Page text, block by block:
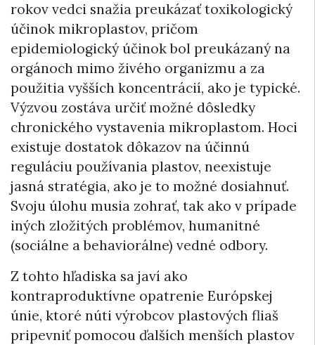
rokov vedci snažia preukázať toxikologický
účinok mikroplastov, pričom
epidemiologický účinok bol preukázaný na
orgánoch mimo živého organizmu a za
použitia vyšších koncentrácií, ako je typické.
Výzvou zostáva určiť možné dôsledky
chronického vystavenia mikroplastom. Hoci
existuje dostatok dôkazov na účinnú
reguláciu používania plastov, neexistuje
jasná stratégia, ako je to možné dosiahnuť.
Svoju úlohu musia zohrať, tak ako v prípade
iných zložitých problémov, humanitné
(sociálne a behaviorálne) vedné odbory.
Z tohto hľadiska sa javí ako
kontraproduktívne opatrenie Európskej
únie, ktoré núti výrobcov plastových fliaš
pripevniť pomocou ďalších menších plastov